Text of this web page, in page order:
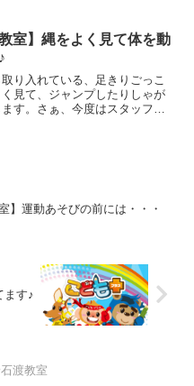
けれど、バランスを保ちながら
進んでいます！だ...
教室】縄をよく見て体を動
り入れている、足きりごっこ
見て、ジャンプしたりしゃが
す。さぁ、今度はスタッフと
】運動あそびの前には・・・
ます♪
渡教室